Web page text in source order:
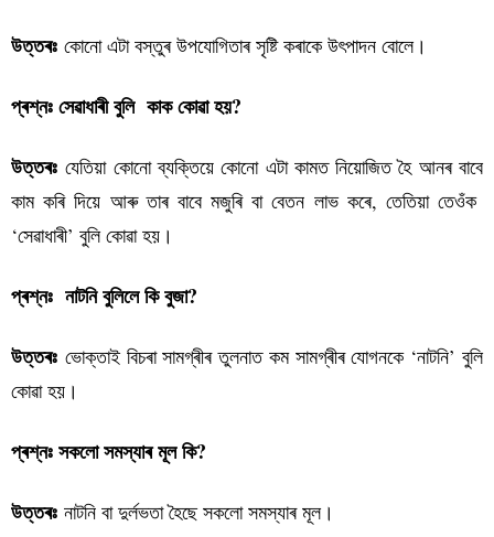
উত্তৰঃ কোনো এটা বস্তুৰ উপযোগিতাৰ সৃষ্টি কৰাকে উৎপাদন বোলে।
প্ৰশ্নঃ সেৱাধাৰী বুলি কাক কোৱা হয়?
উত্তৰঃ যেতিয়া কোনো ব্যক্তিয়ে কোনো এটা কামত নিয়োজিত হৈ আনৰ বাবে
কাম কৰি দিয়ে আৰু তাৰ বাবে মজুৰি বা বেতন লাভ কৰে, তেতিয়া তেওঁক
‘সেৱাধাৰী’ বুলি কোৱা হয়।
প্ৰশ্নঃ নাটনি বুলিলে কি বুজা?
উত্তৰঃ ভোক্তাই বিচৰা সামগ্ৰীৰ তুলনাত কম সামগ্ৰীৰ যোগনকে ‘নাটনি’ বুলি
কোৱা হয়।
প্ৰশ্নঃ সকলো সমস্যাৰ মূল কি?
উত্তৰঃ নাটনি বা দুৰ্লভতা হৈছে সকলো সমস্যাৰ মূল।